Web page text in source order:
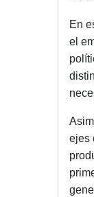
En
el
ejes